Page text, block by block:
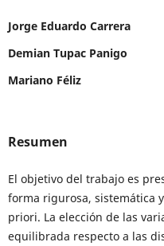
Jorge Eduardo Carrera
Demian Tupac Panigo
Mariano Féliz
Resumen
El objetivo del trabajo es
forma rigurosa, sistemática
priori. La elección de las
equilibrada respecto a las